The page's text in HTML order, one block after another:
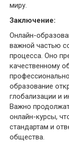
миру.
Заключение:
Онлайн-
важной частью
процесса. Оно
качественному
образование
глобализации и
Важно
онлайн-курсы,
стандартам и
общества.